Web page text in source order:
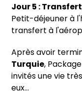
Jour 5 :
Petit-déjeuner à
transfert à
Après avoir
Turquie,
invités une vie
eux...